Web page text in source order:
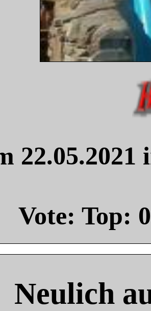
Vote: Top: 0
Neulich